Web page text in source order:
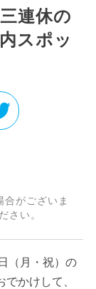
連休の
スポッ
がございま
さい。
（月・祝）の
かけして、